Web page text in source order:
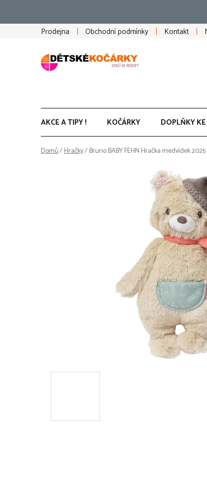
obsah
Prodejna
Obchodní podmínky Kontakt
AKCE A TIPY ! KOČÁRKY DOPLŇKY
Domů/Hračky/Bruno BABY FEHN Hračka medvídek 2025